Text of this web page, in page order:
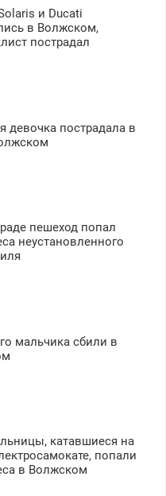
и Ducati
в Волжском,
пострадал
девочка пострадала в
пешеход попал
неустановленного
мальчика сбили в
катавшиеся на
попали
в Волжском